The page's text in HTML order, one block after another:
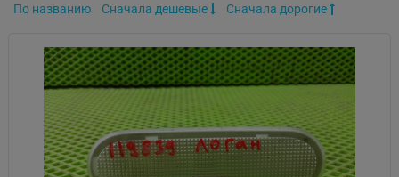
По названию Сначала дешевые Сначала дорогие